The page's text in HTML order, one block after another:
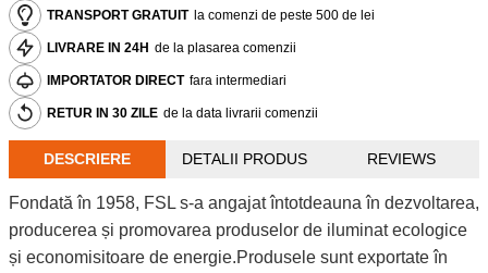
TRANSPORT GRATUIT la comenzi de peste 500 de lei
LIVRARE IN 24H de la plasarea comenzii
IMPORTATOR DIRECT fara intermediari
RETUR IN 30 ZILE de la data livrarii comenzii
DESCRIERE DETALII PRODUS REVIEWS
Fondată în 1958, FSL s-a angajat întotdeauna în dezvoltarea,
producerea și promovarea produselor de iluminat ecologice
și economisitoare de energie.Produsele sunt exportate în